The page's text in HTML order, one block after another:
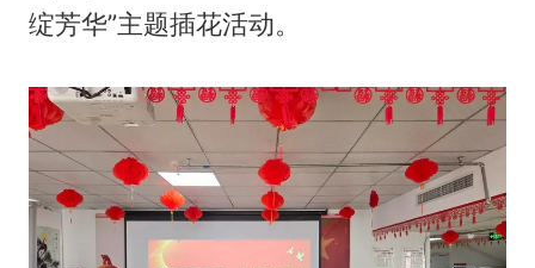
绽芳华”主题插花活动。